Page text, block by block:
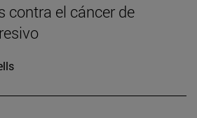
contra el cáncer de